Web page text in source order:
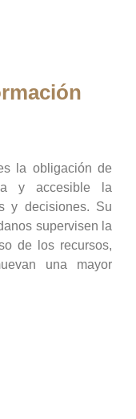
la obligación de
y accesible la
y decisiones. Su
supervisen la
de los recursos,
una mayor